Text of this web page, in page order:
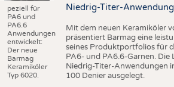
peziell für
PA6 und
PA6.6
Anwendungen
entwickelt:
Der neue
Barmag
Keramiköler
Typ 6020.
Niedrig-Titer-
Mit dem neuen Keramiköler
präsentiert Barmag eine
seines Produktportfolios für
PA6- und PA6.6-Garnen. Die
Niedrig-Titer-Anwendungen
100 Denier ausgelegt.